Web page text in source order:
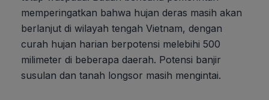
memperingatkan bahwa hujan deras masih akan
berlanjut di wilayah tengah Vietnam, dengan
curah hujan harian berpotensi melebihi 500
milimeter di beberapa daerah. Potensi banjir
susulan dan tanah longsor masih mengintai.